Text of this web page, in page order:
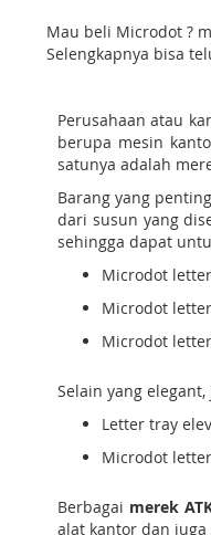
Mau beli Microdot ?
Selengkapnya bisa
Perusahaan atau
berupa mesin
satunya adalah
Barang yang
dari susun yang
sehingga dapat
Microdot
Microdot
Microdot
Selain yang
Letter tray
Microdot
Berbagai merek
alat kantor dan